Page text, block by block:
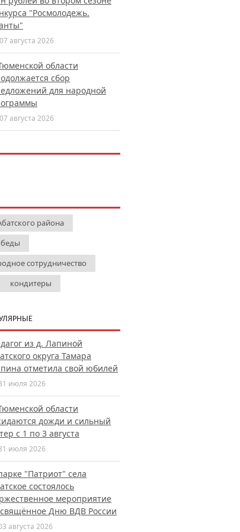
"Росмолодежь.
07 августа 2026
области
сбор
для народной
07 августа 2026
района
сотрудничество
кондитеры
из д. Лапиной
округа Тамара
отметила свой юбилей
июля 2026
области
дожди и сильный
с 1 по 3 августа
июля 2026
"Патриот" села
состоялось
мероприятие
Дню ВДВ России
августа 2026